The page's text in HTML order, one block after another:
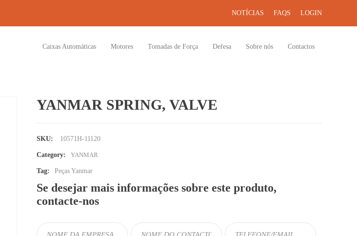
NOTÍCIAS FAQS LOGIN
Caixas Automáticas Motores Tomadas de Força Defesa Sobre nós Contactos
YANMAR SPRING, VALVE
SKU: 10571H-11120
Category: YANMAR
Tag: Peças Yanmar
Se desejar mais informações sobre este produto,
contacte-nos